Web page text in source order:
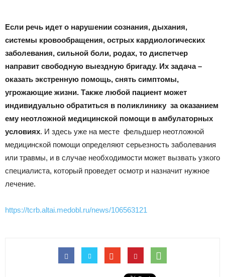
Если речь идет о нарушении сознания, дыхания,
системы кровообращения, острых кардиологических
заболевания, сильной боли, родах, то диспетчер
направит свободную выездную бригаду. Их задача –
оказать экстренную помощь, снять симптомы,
угрожающие жизни. Также любой пациент может
индивидуально обратиться в поликлинику за оказанием
ему неотложной медицинской помощи в амбулаторных
условиях. И здесь уже на месте фельдшер неотложной
медицинской помощи определяют серьезность заболевания
или травмы, и в случае необходимости может вызвать узкого
специалиста, который проведет осмотр и назначит нужное
лечение.
https://tcrb.altai.medobl.ru/news/106563121